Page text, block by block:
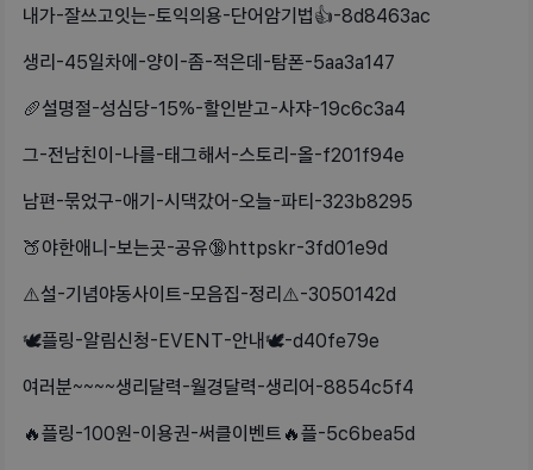
내가-잘쓰고잇는-토익의용-단어암기법👍-8d8463ac
생리-45일차에-양이-좀-적은데-탐폰-5aa3a147
🥖설명절-성심당-15%-할인받고-사쟈-19c6c3a4
그-전남친이-나를-태그해서-스토리-올-f201f94e
남편-묶었구-애기-시댁갔어-오늘-파티-323b8295
🍑야한애니-보는곳-공유🔞httpskr-3fd01e9d
⚠️설-기념야동사이트-모음집-정리⚠️-3050142d
🕊️플링-알림신청-EVENT-안내🕊️-d40fe79e
여러분~~~~생리달력-월경달력-생리어-8854c5f4
🔥플링-100원-이용권-써클이벤트🔥플-5c6bea5d